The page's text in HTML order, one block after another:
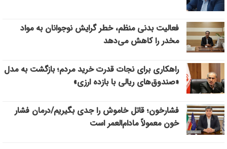
فعالیت بدنی منظم، خطر گرایش نوجوانان به مواد
مخدر را کاهش می‌دهد
راهکاری برای نجات قدرت خرید مردم؛ بازگشت به مدل
«صندوق‌های ریالی با بازده ارزی»
فشارخون؛ قاتل خاموش را جدی بگیریم/درمان فشار
خون معمولاً مادام‌العمر است